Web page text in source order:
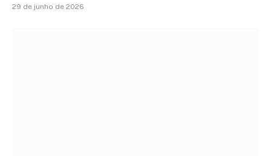
29 de junho de 2026